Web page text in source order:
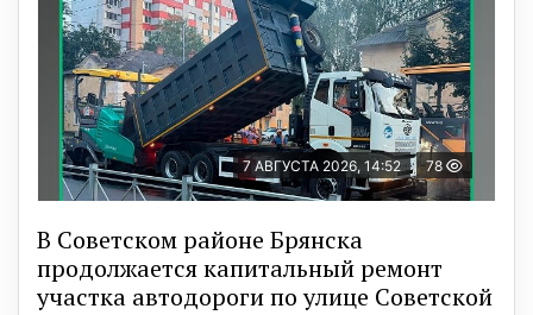
7 АВГУСТА 2026, 14:52 78
В Советском районе Брянска
продолжается капитальный ремонт
участка автодороги по улице Советской